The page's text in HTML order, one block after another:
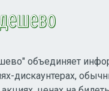
объединяет
дискаунтерах,